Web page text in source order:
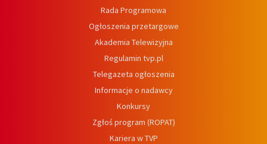
Rada Programowa
Ogłoszenia przetargowe
Akademia Telewizyjna
Regulamin tvp.pl
Telegazeta ogłoszenia
Informacje o nadawcy
Konkursy
Zgłoś program (ROPAT)
Kariera w TVP